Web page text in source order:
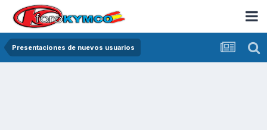
Presentaciones de nuevos usuarios